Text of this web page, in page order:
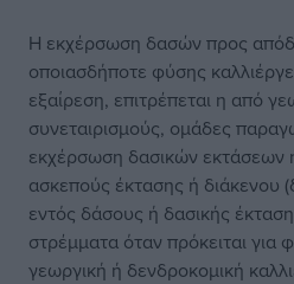
Η εκχέρσωση δασών προς
οποιασδήποτε φύσης
εξαίρεση, επιτρέπεται η από
συνεταιρισμούς, ομάδες
εκχέρσωση δασικών εκτάσεων
ασκεπούς έκτασης ή διάκενου
εντός δάσους ή δασικής
στρέμματα όταν πρόκειται για
γεωργική ή δενδροκομική